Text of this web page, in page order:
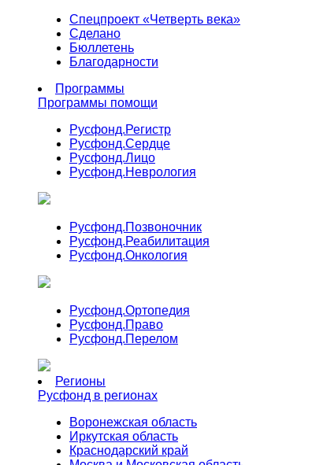
Спецпроект «Четверть века»
Сделано
Бюллетень
Благодарности
Программы
Программы помощи
Русфонд.Регистр
Русфонд.Сердце
Русфонд.Лицо
Русфонд.Неврология
Русфонд.Позвоночник
Русфонд.Реабилитация
Русфонд.Онкология
Русфонд.Ортопедия
Русфонд.Право
Русфонд.Перелом
Регионы
Русфонд в регионах
Воронежская область
Иркутская область
Краснодарский край